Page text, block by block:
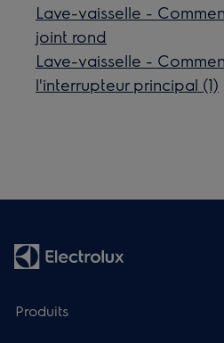
Lave-vaisselle -
joint rond
Lave-vaisselle -
l'interrupteur principal (1)
Produits